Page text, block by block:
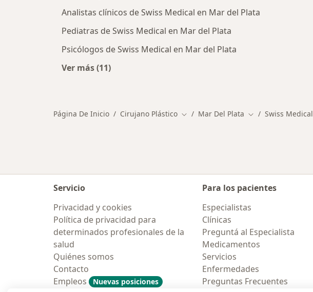
Analistas clínicos de Swiss Medical en Mar del Plata
Pediatras de Swiss Medical en Mar del Plata
Psicólogos de Swiss Medical en Mar del Plata
Ver más (11)
Página De Inicio Cirujano Plástico Cambiar de ciudad
Mar Del Plata Cambiar de ciudad
Swiss Medical
Servicio
Privacidad y cookies
Política de privacidad para
determinados profesionales de la
salud
Quiénes somos
Contacto
Empleos
Nuevas posiciones
Para los pacientes
Especialistas
Clínicas
Preguntá al Especialista
Medicamentos
Servicios
Enfermedades
Preguntas Frecuentes